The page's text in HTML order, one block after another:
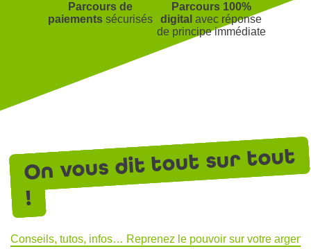
Parcours de
paiementssécurisés
Parcours 100%
digital avec réponse
de principe immédiate
On vous dit tout sur tout
!
Conseils, tutos, infos… Reprenez le pouvoir sur votre argent !